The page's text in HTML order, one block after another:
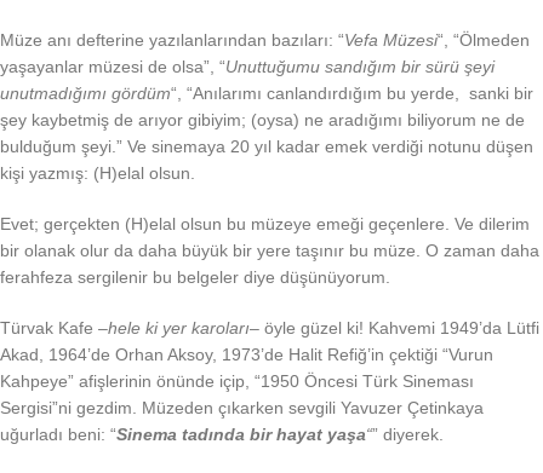
Müze anı defterine yazılanlarından bazıları: “Vefa Müzesi“, “Ölmeden
yaşayanlar müzesi de olsa”, “Unuttuğumu sandığım bir sürü şeyi
unutmadığımı gördüm“, “Anılarımı canlandırdığım bu yerde, sanki bir
şey kaybetmiş de arıyor gibiyim; (oysa) ne aradığımı biliyorum ne de
bulduğum şeyi.” Ve sinemaya 20 yıl kadar emek verdiği notunu düşen
kişi yazmış: (H)elal olsun.
Evet; gerçekten (H)elal olsun bu müzeye emeği geçenlere. Ve dilerim
bir olanak olur da daha büyük bir yere taşınır bu müze. O zaman daha
ferahfeza sergilenir bu belgeler diye düşünüyorum.
Türvak Kafe –hele ki yer karoları– öyle güzel ki! Kahvemi 1949’da Lütfi
Akad, 1964’de Orhan Aksoy, 1973’de Halit Refiğ’in çektiği “Vurun
Kahpeye” afişlerinin önünde içip, “1950 Öncesi Türk Sineması
Sergisi”ni gezdim. Müzeden çıkarken sevgili Yavuzer Çetinkaya
uğurladı beni: “Sinema tadında bir hayat yaşa“” diyerek.